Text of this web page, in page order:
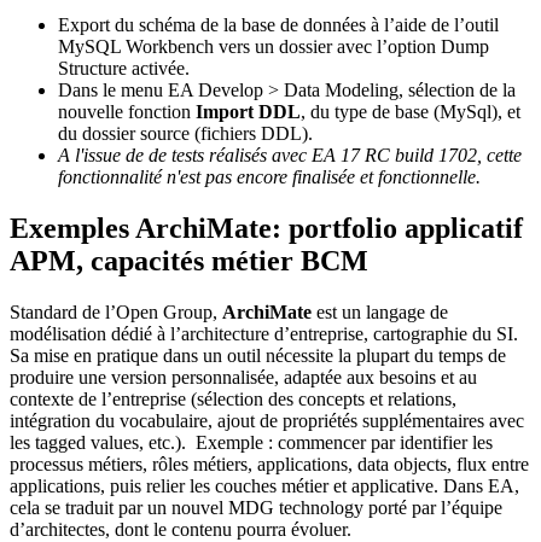
Export du schéma de la base de données à l’aide de l’outil
MySQL Workbench vers un dossier avec l’option Dump
Structure activée.
Dans le menu EA Develop > Data Modeling, sélection de la
nouvelle fonction Import DDL, du type de base (MySql), et
du dossier source (fichiers DDL).
A l'issue de de tests réalisés avec EA 17 RC build 1702, cette
fonctionnalité n'est pas encore finalisée et fonctionnelle.
Exemples ArchiMate: portfolio applicatif
APM, capacités métier BCM
Standard de l’Open Group, ArchiMate est un langage de
modélisation dédié à l’architecture d’entreprise, cartographie du SI.
Sa mise en pratique dans un outil nécessite la plupart du temps de
produire une version personnalisée, adaptée aux besoins et au
contexte de l’entreprise (sélection des concepts et relations,
intégration du vocabulaire, ajout de propriétés supplémentaires avec
les tagged values, etc.). Exemple : commencer par identifier les
processus métiers, rôles métiers, applications, data objects, flux entre
applications, puis relier les couches métier et applicative. Dans EA,
cela se traduit par un nouvel MDG technology porté par l’équipe
d’architectes, dont le contenu pourra évoluer.